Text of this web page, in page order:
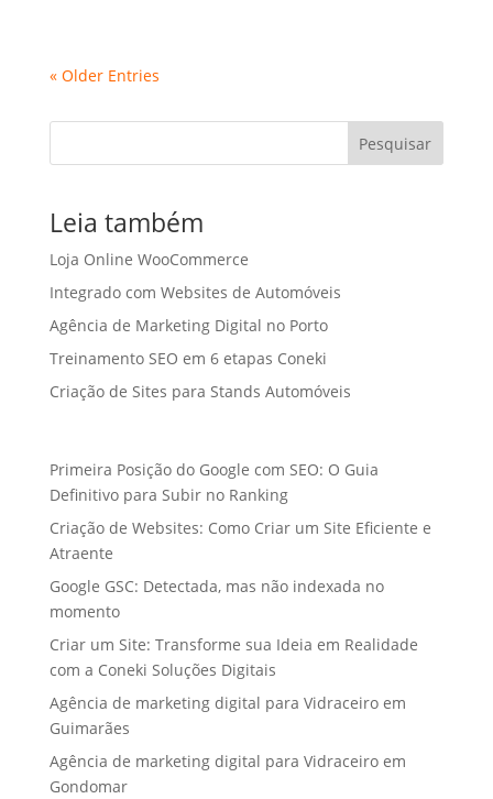
« Older Entries
Pesquisar
Leia também
Loja Online WooCommerce
Integrado com Websites de Automóveis
Agência de Marketing Digital no Porto
Treinamento SEO em 6 etapas Coneki
Criação de Sites para Stands Automóveis
Primeira Posição do Google com SEO: O Guia
Definitivo para Subir no Ranking
Criação de Websites: Como Criar um Site Eficiente e
Atraente
Google GSC: Detectada, mas não indexada no
momento
Criar um Site: Transforme sua Ideia em Realidade
com a Coneki Soluções Digitais
Agência de marketing digital para Vidraceiro em
Guimarães
Agência de marketing digital para Vidraceiro em
Gondomar